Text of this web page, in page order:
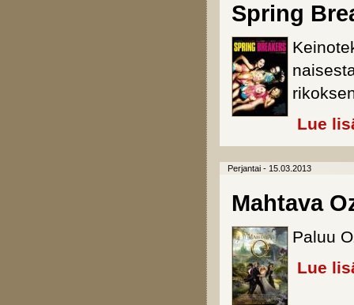
Spring
Lue
Perjantai - 15.03.2013
Mahtava
Paluu
Lue